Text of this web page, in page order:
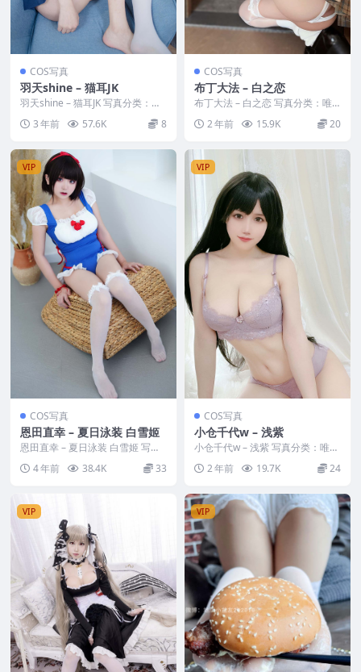
COS写真
羽天shine – 猫耳JK
羽天shine – 猫耳JK 写真分类：唯
美，参与模特：羽天shine [套图
大...3 年前 57.6K 8
COS写真
布丁大法 – 白之恋
布丁大法 – 白之恋 写真分类：唯
美，参与模特：布丁大法 [套图大
小]：[98P...
2 年前 15.9K 20
VIP
COS写真
恩田直幸 – 夏日泳装 白雪姬
恩田直幸 – 夏日泳装 白雪姬 写真
分类：唯美，参与模特：恩田直幸
[套图大小]...
4 年前 38.4K 33
VIP
COS写真
小仓千代w – 浅紫
小仓千代w – 浅紫 写真分类：唯
美，参与模特：小仓千代w [套图
大小]：[25...
2 年前 19.7K 24
VIP VIP